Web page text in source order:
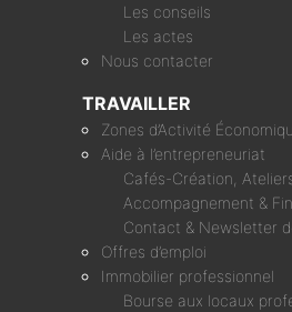
Les conseils
Les actes
Nous contacter
TRAVAILLER
Zones d’Activité
Aide à l’entrepreneuriat
Cafés-Création,
Accompagnement &
Contact & Newsletter
Offres d’emploi
Immobilier professionnel
Bourse aux locaux